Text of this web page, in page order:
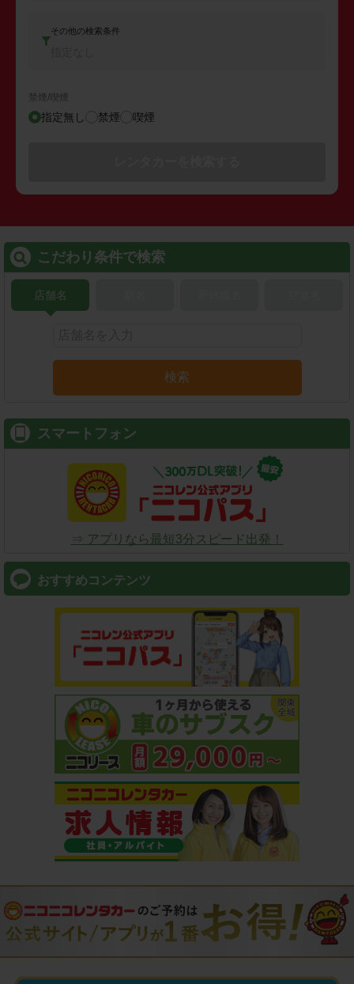
その他の検索条件
禁煙/喫煙
指定無し 禁煙 喫煙
こだわり条件で検索
店舗名
検索
スマートフォン
⇒ アプリなら最短3分スピード出発！
おすすめコンテンツ